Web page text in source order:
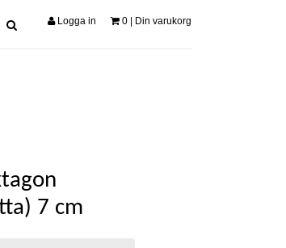
Logga in 0 | Din varukorg
7 cm